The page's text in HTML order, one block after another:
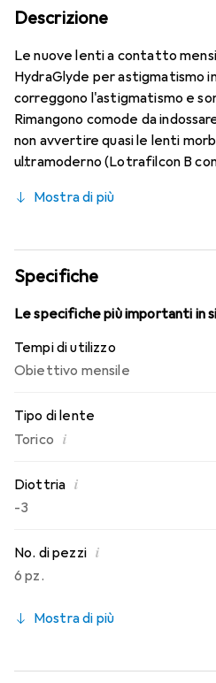
Descrizione
Le nuove lenti a contatto
HydraGlyde per astigmatismo
correggono l'astigmatismo e
Rimangono comode da
non avvertire quasi le lenti
ultramoderno (Lotrafilcon B
Moisture Matrix e la nota
conosci. Un comfort duraturo
tutto il giorno con le lenti mensili.
Mostra di più
Specifiche
Le specifiche più importanti in
Tempi di utilizzo
Obiettivo mensile
Tipo di lente
Torico i
Diottria i
-3
No. di pezzi i
6 pz.
Mostra di più